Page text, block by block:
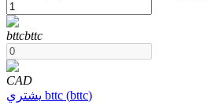
العقود الآجلة USDT
bttcbttc
CAD
يشتري bttc (bttc)